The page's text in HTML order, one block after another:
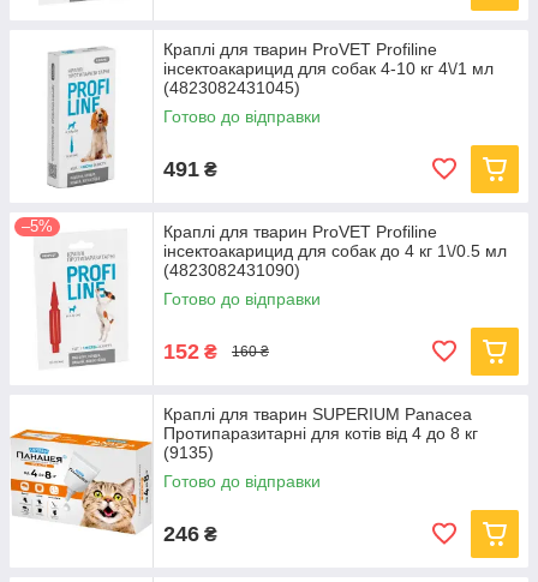
Краплі для тварин ProVET Profiline
інсектоакарицид для собак 4-10 кг 4\/1 мл
(4823082431045)
Готово до відправки
491 ₴
–5%
Краплі для тварин ProVET Profiline
інсектоакарицид для собак до 4 кг 1\/0.5 мл
(4823082431090)
Готово до відправки
152 ₴ 160 ₴
Краплі для тварин SUPERIUM Panacea
Протипаразитарні для котів від 4 до 8 кг
(9135)
Готово до відправки
246 ₴